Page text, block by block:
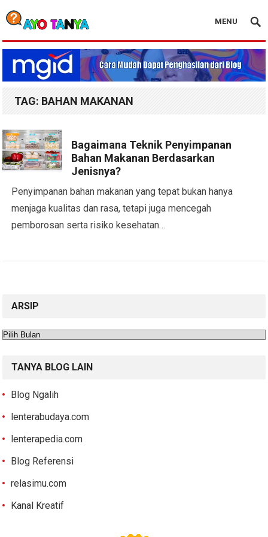
Blog Ayo Tanya
MENU
TAG: BAHAN MAKANAN
Bagaimana Teknik Penyimpanan
Bahan Makanan Berdasarkan
Jenisnya?
Penyimpanan bahan makanan yang tepat bukan hanya
menjaga kualitas dan rasa, tetapi juga mencegah
pemborosan serta risiko kesehatan…
ARSIP
Arsip
TANYA BLOG LAIN
Blog Ngalih
lenterabudaya.com
lenterapedia.com
Blog Referensi
relasimu.com
Kanal Kreatif